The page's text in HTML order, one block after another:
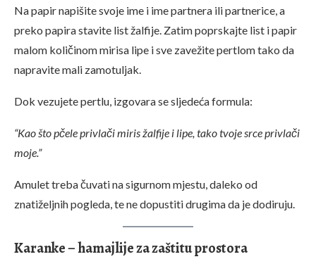
Na papir napišite svoje ime i ime partnera ili partnerice, a
preko papira stavite list žalfije. Zatim poprskajte list i papir
malom količinom mirisa lipe i sve zavežite pertlom tako da
napravite mali zamotuljak.
Dok vezujete pertlu, izgovara se sljedeća formula:
“Kao što pčele privlači miris žalfije i lipe, tako tvoje srce privlači
moje.”
Amulet treba čuvati na sigurnom mjestu, daleko od
znatiželjnih pogleda, te ne dopustiti drugima da je dodiruju.
Karanke – hamajlije za zaštitu prostora